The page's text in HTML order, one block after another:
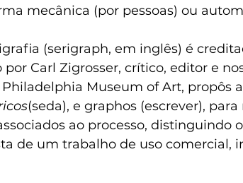
mecânica (por pessoas) ou
(serigraph, em inglês) é
Carl Zigrosser, crítico, editor e
Museum of Art, propôs
(seda), e graphos (escrever),
ao processo, distinguindo
de um trabalho de uso comercial,